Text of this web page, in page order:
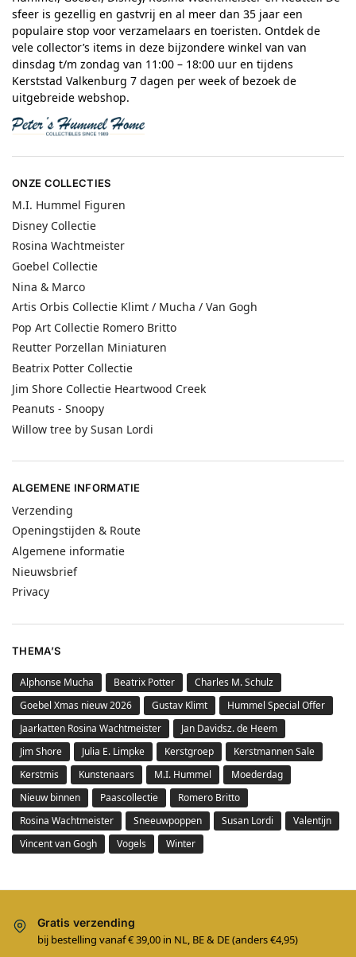
sfeer is gezellig en gastvrij en al meer dan 35 jaar een
populaire stop voor verzamelaars en toeristen. Ontdek de
vele collector’s items in deze bijzondere winkel van van
dinsdag t/m zondag van 11:00 – 18:00 uur en tijdens
Kerststad Valkenburg 7 dagen per week of bezoek de
uitgebreide webshop.
ONZE COLLECTIES
M.I. Hummel Figuren
Disney Collectie
Rosina Wachtmeister
Goebel Collectie
Nina & Marco
Artis Orbis Collectie Klimt / Mucha / Van Gogh
Pop Art Collectie Romero Britto
Reutter Porzellan Miniaturen
Beatrix Potter Collectie
Jim Shore Collectie Heartwood Creek
Peanuts - Snoopy
Willow tree by Susan Lordi
ALGEMENE INFORMATIE
Verzending
Openingstijden & Route
Algemene informatie
Nieuwsbrief
Privacy
THEMA’S
Alphonse Mucha Beatrix Potter
Charles M. Schulz
Goebel Xmas nieuw 2026
Gustav Klimt
Hummel Special Offer
Jaarkatten Rosina Wachtmeister
Jan Davidsz. de Heem
Jim Shore
Julia E. Limpke Kerstgroep
Kerstmannen Sale
Kerstmis
Kunstenaars M.I. Hummel
Moederdag
Nieuw binnen
Paascollectie
Romero Britto
Rosina Wachtmeister
Sneeuwpoppen Susan Lordi
Valentijn
Vincent van Gogh
Vogels Winter
Gratis verzending
bij bestelling vanaf € 39,00 in NL, BE & DE (anders €4,95)